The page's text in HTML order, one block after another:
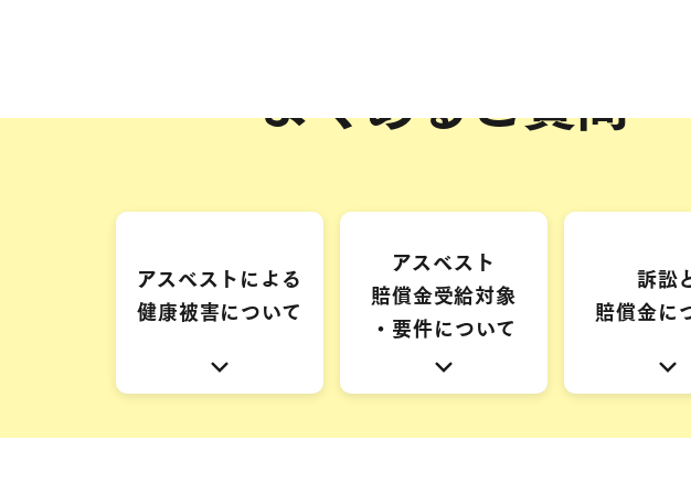
よくあるご質問
アスベストによる
健康被害について
アスベスト
賠償金受給対象
・要件について
訴訟
賠償金に